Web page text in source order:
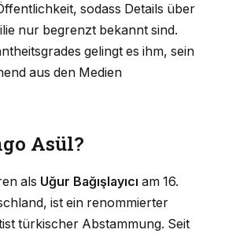
sodass Details über
nur begrenzt bekannt sind.
gelingt es ihm, sein
aus den Medien
Asül?
als Uğur Bağışlayıcı am 16.
ist ein renommierter
türkischer Abstammung. Seit